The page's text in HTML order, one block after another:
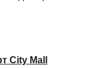
City Mall